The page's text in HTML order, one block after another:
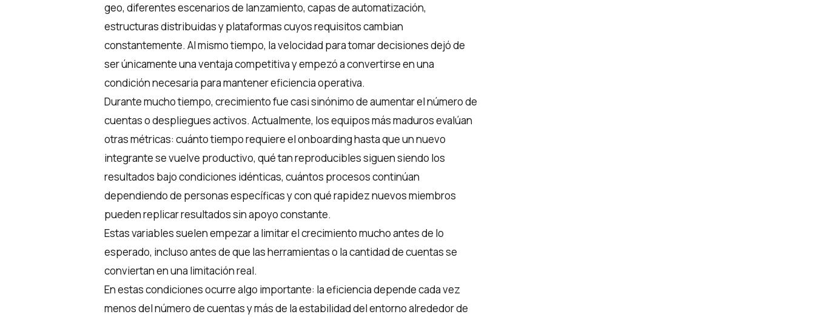
geo, diferentes escenarios de lanzamiento, capas de automatización,
estructuras distribuidas y plataformas cuyos requisitos cambian
constantemente. Al mismo tiempo, la velocidad para tomar decisiones dejó de
ser únicamente una ventaja competitiva y empezó a convertirse en una
condición necesaria para mantener eficiencia operativa.
Durante mucho tiempo, crecimiento fue casi sinónimo de aumentar el número de
cuentas o despliegues activos. Actualmente, los equipos más maduros evalúan
otras métricas: cuánto tiempo requiere el onboarding hasta que un nuevo
integrante se vuelve productivo, qué tan reproducibles siguen siendo los
resultados bajo condiciones idénticas, cuántos procesos continúan
dependiendo de personas específicas y con qué rapidez nuevos miembros
pueden replicar resultados sin apoyo constante.
Estas variables suelen empezar a limitar el crecimiento mucho antes de lo
esperado, incluso antes de que las herramientas o la cantidad de cuentas se
conviertan en una limitación real.
En estas condiciones ocurre algo importante: la eficiencia depende cada vez
menos del número de cuentas y más de la estabilidad del entorno alrededor de